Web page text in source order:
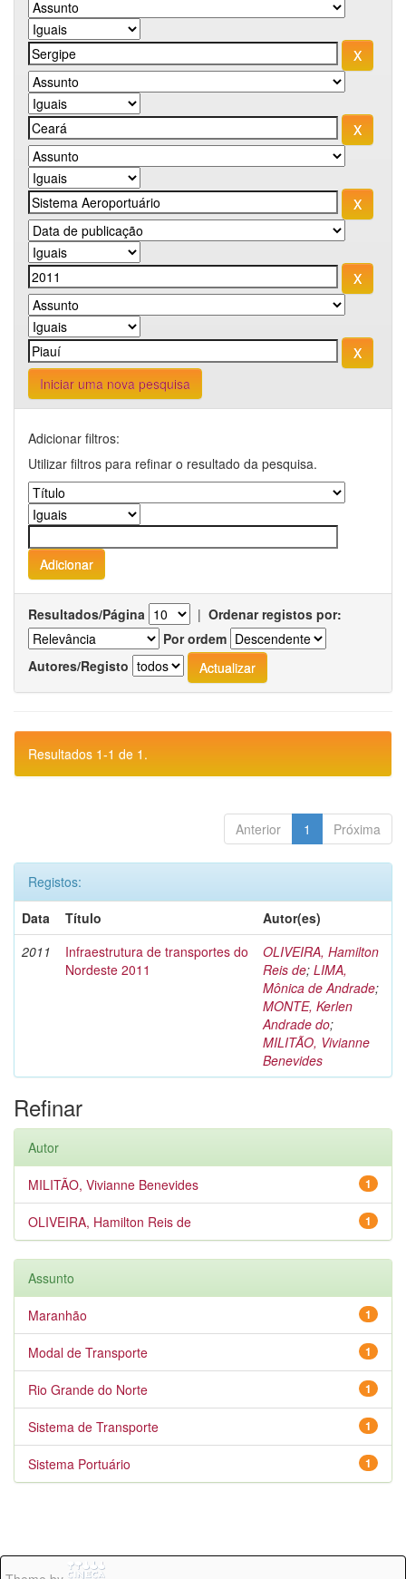
Iniciar uma nova pesquisa
Adicionar filtros:
Utilizar filtros para refinar o resultado da pesquisa.
Resultados/Página | Ordenar registos por:
Por ordem
Autores/Registo
Resultados 1-1 de 1.
Anterior 1 Próxima
Registos:
Data
Título
Autor(es)
2011
Infraestrutura de transportes do
Nordeste 2011
OLIVEIRA, Hamilton
Reis de; LIMA,
Mônica de Andrade;
MONTE, Kerlen
Andrade do;
MILITÃO, Vivianne
Benevides
Refinar
Autor
1
MILITÃO, Vivianne Benevides
1
OLIVEIRA, Hamilton Reis de
Assunto
1
Maranhão
1
Modal de Transporte
1
Rio Grande do Norte
1
Sistema de Transporte
1
Sistema Portuário